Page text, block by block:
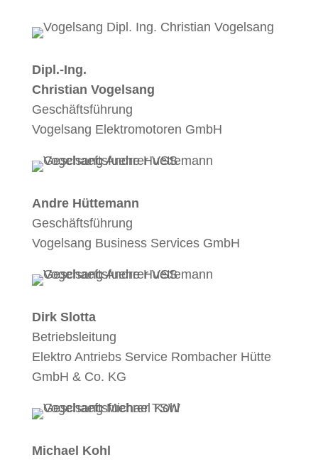
Dipl.-Ing.
Christian Vogelsang
Geschäftsführung
Vogelsang Elektromotoren GmbH
Andre Hüttemann
Geschäftsführung
Vogelsang Business Services GmbH
Dirk Slotta
Betriebsleitung
Elektro Antriebs Service Rombacher Hütte
GmbH & Co. KG
Michael Kohl